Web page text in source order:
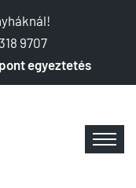
9707
egyeztetés